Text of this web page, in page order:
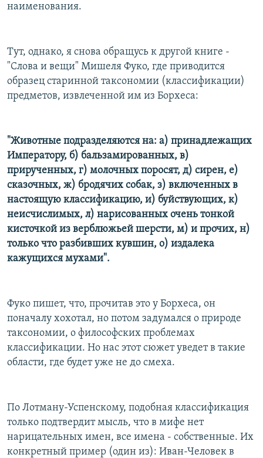
наименования.
Тут, однако, я снова обращусь к другой книге -
"Слова и вещи" Мишеля Фуко, где приводится
образец старинной таксономии (классификации)
предметов, извлеченной им из Борхеса:
"Животные подразделяются на: а) принадлежащих
Императору, б) бальзамированных, в)
прирученных, г) молочных поросят, д) сирен, е)
сказочных, ж) бродячих собак, з) включенных в
настоящую классификацию, и) буйствующих, к)
неисчислимых, л) нарисованных очень тонкой
кисточкой из верблюжьей шерсти, м) и прочих, н)
только что разбивших кувшин, о) издалека
кажущихся мухами".
Фуко пишет, что, прочитав это у Борхеса, он
поначалу хохотал, но потом задумался о природе
таксономии, о философских проблемах
классификации. Но нас этот сюжет уведет в такие
области, где будет уже не до смеха.
По Лотману-Успенскому, подобная классификация
только подтвердит мысль, что в мифе нет
нарицательных имен, все имена - собственные. Их
конкретный пример (один из): Иван-Человек в